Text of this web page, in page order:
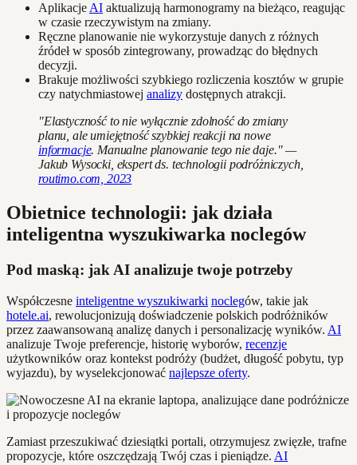
Aplikacje AI aktualizują harmonogramy na bieżąco, reagując
w czasie rzeczywistym na zmiany.
Ręczne planowanie nie wykorzystuje danych z różnych
źródeł w sposób zintegrowany, prowadząc do błędnych
decyzji.
Brakuje możliwości szybkiego rozliczenia kosztów w grupie
czy natychmiastowej analizy dostępnych atrakcji.
"Elastyczność to nie wyłącznie zdolność do zmiany
planu, ale umiejętność szybkiej reakcji na nowe
informacje. Manualne planowanie tego nie daje." —
Jakub Wysocki, ekspert ds. technologii podróżniczych,
routimo.com, 2023
Obietnice technologii: jak działa
inteligentna wyszukiwarka noclegów
Pod maską: jak AI analizuje twoje potrzeby
Współczesne inteligentne wyszukiwarki noclegów, takie jak
hotele.ai, rewolucjonizują doświadczenie polskich podróżników
przez zaawansowaną analizę danych i personalizację wyników. AI
analizuje Twoje preferencje, historię wyborów, recenzje
użytkowników oraz kontekst podróży (budżet, długość pobytu, typ
wyjazdu), by wyselekcjonować najlepsze oferty.
Zamiast przeszukiwać dziesiątki portali, otrzymujesz zwięzłe, trafne
propozycje, które oszczędzają Twój czas i pieniądze. AI